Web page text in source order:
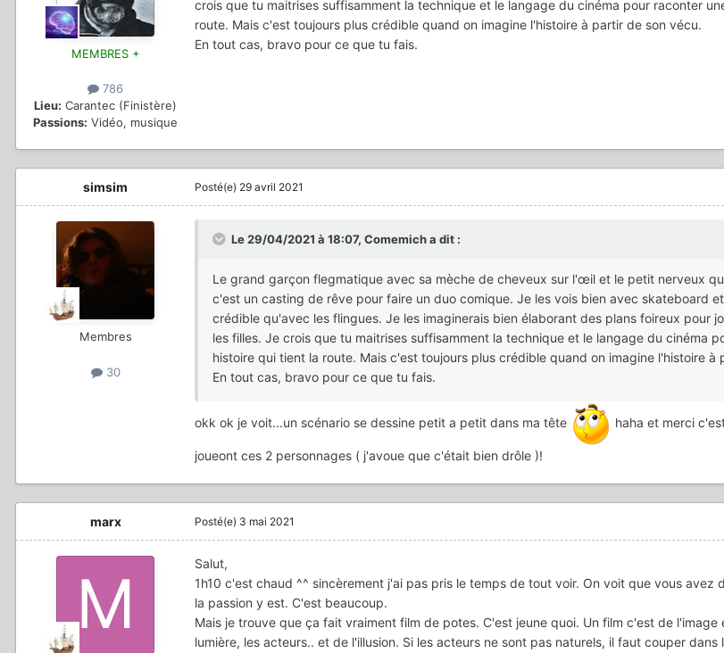
MEMBRES +
786
Lieu: Carantec (Finistère)
Passions: Vidéo, musique
crois que tu maitrises suffisamment la technique et le langage du cinéma pour raconter
route. Mais c'est toujours plus crédible quand on imagine l'histoire à partir de son vécu.
En tout cas, bravo pour ce que tu fais.
simsim
Membres
30
Posté(e) 29 avril 2021
Le 29/04/2021 à 18:07, Comemicha dit :
Le grand garçon flegmatique avec sa mèche de cheveux sur l'œil et le petit nerveux
c'est un casting de rêve pour faire un duo comique. Je les vois bien avec skateboard
crédible qu'avec les flingues. Je les imaginerais bien élaborant des plans foireux pour
les filles. Je crois que tu maitrises suffisamment la technique et le langage du cinéma
histoire qui tient la route. Mais c'est toujours plus crédible quand on imagine l'histoire à
En tout cas, bravo pour ce que tu fais.
okk ok je voit...un scénario se dessine petit a petit dans ma tête haha et merci
joueont ces 2 personnages ( j'avoue que c'était bien drôle )!
marx Posté(e) 3 mai 2021
Salut,
1h10 c'est chaud ^^ sincèrement j'ai pas pris le temps de tout voir. On voit que vous avez
la passion y est. C'est beaucoup.
Mais je trouve que ça fait vraiment film de potes. C'est jeune quoi. Un film c'est de l'image
lumière, les acteurs.. et de l'illusion. Si les acteurs ne sont pas naturels, il faut couper dans